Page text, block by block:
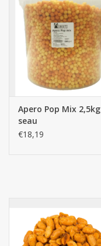
Apero Pop Mix 2,5kg
seau
€18,19